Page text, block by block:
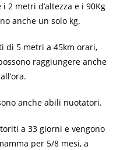
2 metri d’altezza e i 90Kg
anche un solo kg.
di 5 metri a 45km orari,
raggiungere anche
anche abili nuotatori.
a 33 giorni e vengono
per 5/8 mesi, a